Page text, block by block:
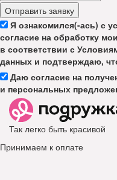
Отправить заявку
Я ознакомился(-ась) с
согласие на обработку
в соответствии с
данных и подтверждаю,
Даю согласие на
и персональных
Так легко быть красивой
Принимаем к оплате